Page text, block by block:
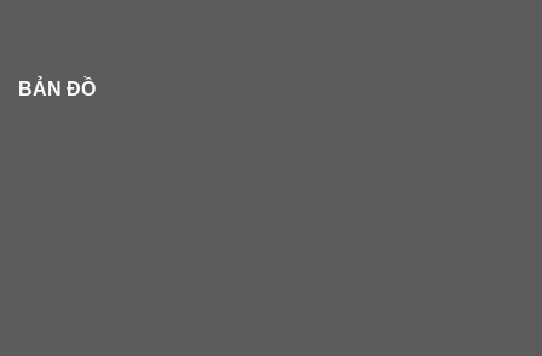
BẢN ĐỒ